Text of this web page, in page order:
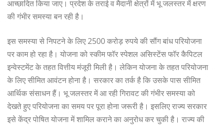
आच्छादित किया जाए। प्रदेश के तराई व मैदानी क्षेत्रों में भू जलस्तर में क्षरण
की गंभीर समस्या बन रही है।
इस समस्या से निपटने के लिए 2500 करोड़ रुपये की सौंग बांध परियोजना
पर काम हो रहा है। योजना को स्कीम फॉर स्पेशल असिस्टेंस फॉर कैपिटल
इन्वेस्टमेंट के तहत वित्तीय मंजूरी मिली है। लेकिन योजना के तहत परियोजना
के लिए सीमित आवंटन होना है। सरकार का तर्क है कि उसके पास सीमित
आर्थिक संसाधन हैं। भू जलस्तर में आ रही गिरावट की गंभीर समस्या को
देखते हुए परियोजना का समय पर पूरा होना जरूरी है। इसलिए राज्य सरकार
इसे केंद्र पोषित योजना में शामिल कराने का अनुरोध कर चुकी है। राज्य की